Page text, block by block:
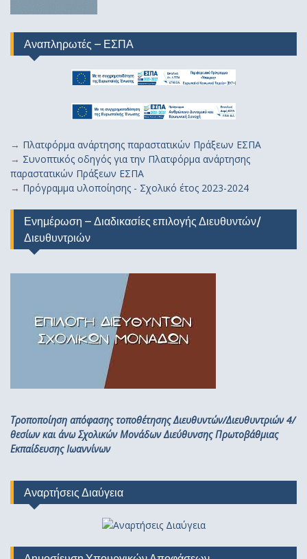
Αναπληρωτές – ΕΣΠΑ
→ Πλατφόρμα ανάρτησης παραστατικών Πράξεων ΕΣΠΑ
→ Συνοπτικός οδηγός για την Πλατφόρμα ανάρτησης
παραστατικών Πράξεων ΕΣΠΑ
→ Πρόγραμμα υλοποίησης - Σχολικό έτος 2023-2024
Ενημέρωση – Διαδικασίες επιλογής Διευθυντών/
Διευθυντριών
Τροποποίηση απόφασης τοποθέτησης Διευθυντών/Διευθυντριών 4/
θεσίων και άνω Σχολικών Μονάδων Διεύθυνσης Πρωτοβάθμιας
Εκπαίδευσης Ιωαννίνων
Αναρτήσεις Διαύγεια